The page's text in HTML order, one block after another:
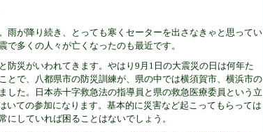
雨が降り続き、とっても寒くセーターを出さなきゃと思ってい
で多くの人々が亡くなったのも最近です。
防災がいわれてきます。やはり9月1日の大震災の日は何年た
とで、八都県市の防災訓練が、県の中では横須賀市、横浜市の
した。日本赤十字救急法の指導員と県の救急医療委員という立
いての参加になります。基本的に災害など起こってもらっては
にしていれば困ることはないでしょう。